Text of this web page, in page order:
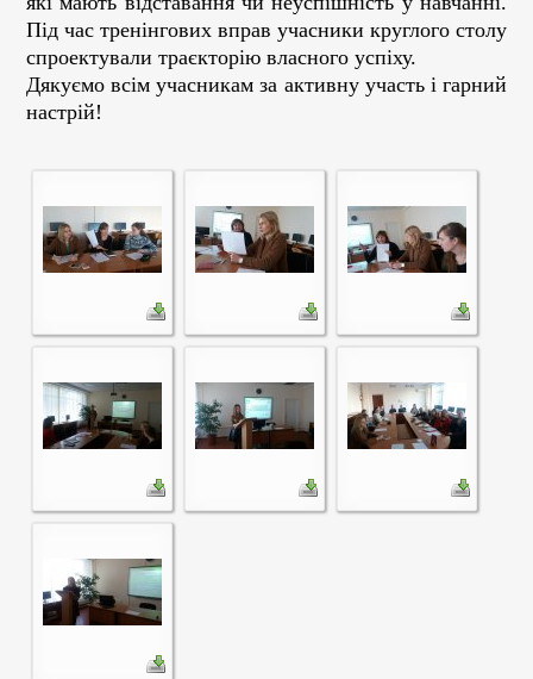
Під час тренінгових вправ учасники круглого столу
спроектували траєкторію власного успіху.
Дякуємо всім учасникам за активну участь і гарний
настрій!